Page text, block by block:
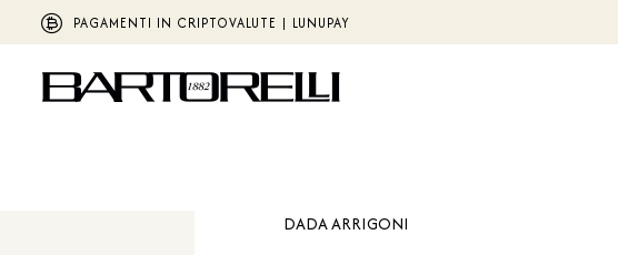
PAGAMENTI IN CRIPTOVALUTE | LUNUPAY
DADA ARRIGONI